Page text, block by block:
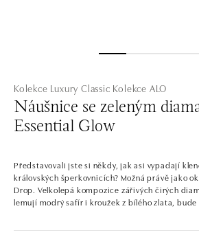
Kolekce Luxury Classic Kolekce ALO
Náušnice se zeleným
Essential Glow
Představovali jste si někdy, jak asi vypadají
královských šperkovnicích? Možná právě jako
Drop. Velkolepá kompozice zářivých čirých
lemují modrý safír i kroužek z bílého zlata, bude